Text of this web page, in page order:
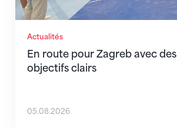
Actualités
En route pour Zagreb avec des
objectifs clairs
05.08.2026